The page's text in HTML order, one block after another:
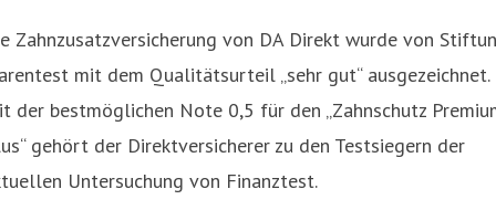
Zahnzusatzversicherung von DA Direkt wurde von
mit dem Qualitätsurteil „sehr gut“ ausgezeichnet.
der bestmöglichen Note 0,5 für den „Zahnschutz
gehört der Direktversicherer zu den Testsiegern der
Untersuchung von Finanztest.